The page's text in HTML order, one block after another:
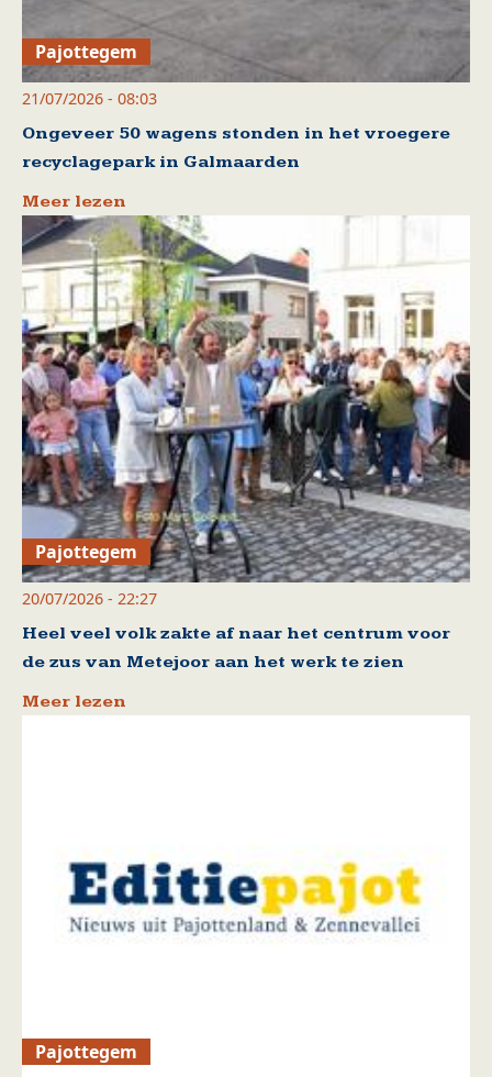
Pajottegem
21/07/2026 - 08:03
Ongeveer 50 wagens stonden in het vroegere
recyclagepark in Galmaarden
Meer lezen
Pajottegem
20/07/2026 - 22:27
Heel veel volk zakte af naar het centrum voor
de zus van Metejoor aan het werk te zien
Meer lezen
Pajottegem